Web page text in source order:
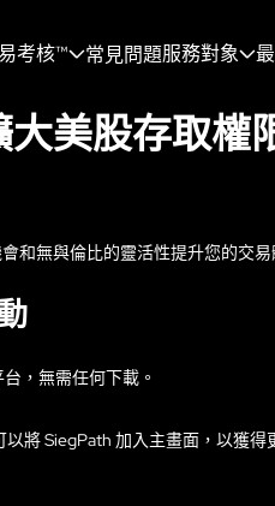
考核™ 常見問題服務對象
美股存取權
和無與倫比的靈活性提升您的交
，無需任何下載。
以將 SiegPath 加入主畫面，以獲得